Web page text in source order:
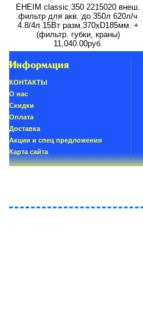
EHEIM classic 350 2215020 внеш.
фильтр для акв. до 350л 620л/ч
4.8/4л 15Вт разм.370хD185мм. +
(фильтр. губки, краны)
11,040.00руб.
Информация
КОНТАКТЫ
О нас
Скидки
Oплатa
Доставка
Акции и спец предложения
Карта сайта